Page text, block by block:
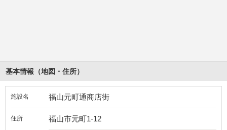
基本情報（地図・住所）
施設名 福山元町通商店街
住所 福山市元町1-12